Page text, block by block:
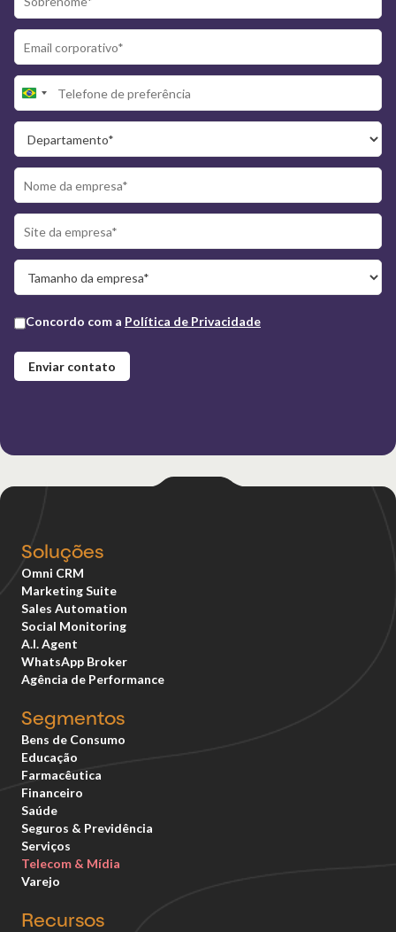
Soluções
Omni CRM
Marketing Suite
Sales Automation
Social Monitoring
A.I. Agent
WhatsApp Broker
Agência de Performance
Segmentos
Bens de Consumo
Educação
Farmacêutica
Financeiro
Saúde
Seguros & Previdência
Serviços
Telecom & Mídia
Varejo
Recursos